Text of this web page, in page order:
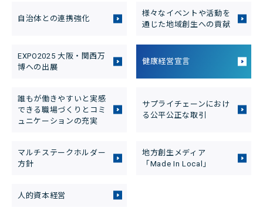
自治体との連携強化
様々なイベントや活動を
通じた地域創生への貢献
EXPO2025 大阪・関西万
博への出展
健康経営宣言
誰もが働きやすいと実感
できる職場づくりとコミ
ュニケーションの充実
サプライチェーンにおけ
る公平公正な取引
マルチステークホルダー
方針
地方創生メディア
「Made In Local」
人的資本経営